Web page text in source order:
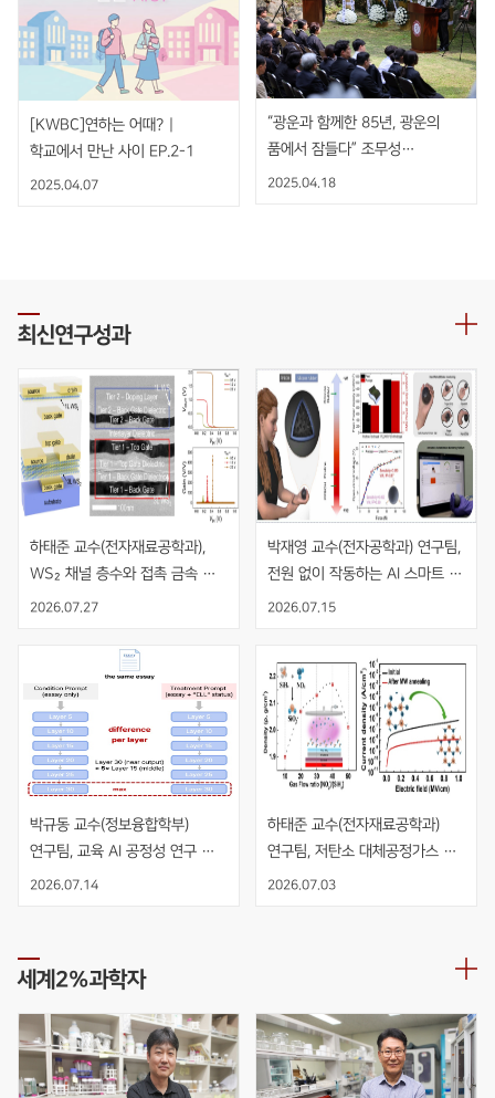
[KWBC]연하는 어때? |
학교에서 만난 사이 EP.2-1
2025.04.07
“광운과 함께한 85년, 광운의
품에서 잠들다” 조무성
광운대학교 초대총장 영결식
2025.04.18
최신연구성과
하태준 교수(전자재료공학과),
WS₂ 채널 층수와 접촉 금속
동시 최적화를 통한 초고이득
2026.07.27
박재영 교수(전자공학과) 연구팀,
전원 없이 작동하는 AI 스마트
재활볼 개발
2026.07.15
박규동 교수(정보융합학부)
연구팀, 교육 AI 공정성 연구
AIED 발표
2026.07.14
하태준 교수(전자재료공학과)
연구팀, 저탄소 대체공정가스
NO2 기반 PECVD 공정을
2026.07.03
세계2%과학자